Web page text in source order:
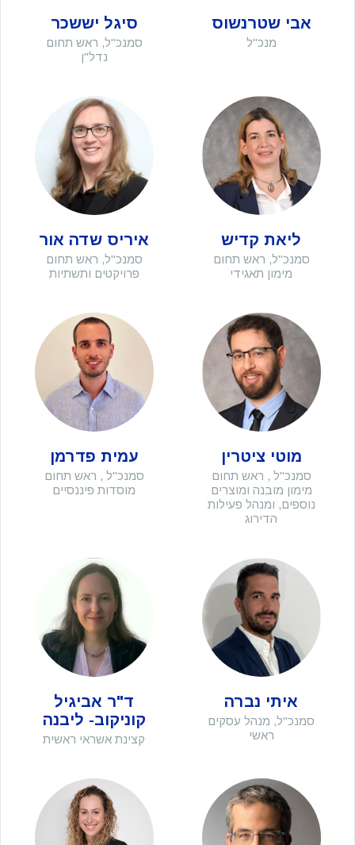
אבי שטרנשוס
מנכ"ל
סיגל יששכר
סמנכ"ל, ראש תחום
נדל"ן
ליאת קדיש
סמנכ"ל, ראש תחום
מימון תאגידי
איריס שדה אור
סמנכ"ל, ראש תחום
פרויקטים ותשתיות
מוטי ציטרין
סמנכ"ל , ראש תחום
מימון מובנה ומוצרים
נוספים, ומנהל פעילות
הדירוג
עמית פדרמן
סמנכ"ל , ראש תחום
מוסדות פיננסיים
איתי נברה
סמנכ"ל, מנהל עסקים
ראשי
ד"ר אביגיל
קוניקוב- ליבנה
קצינת אשראי ראשית